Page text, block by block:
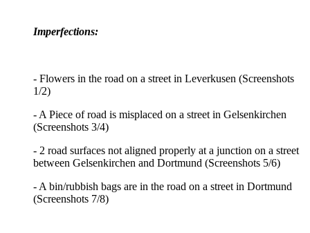
Imperfections:
- Flowers in the road on a street in Leverkusen (Screenshots
1/2)
- A Piece of road is misplaced on a street in Gelsenkirchen
(Screenshots 3/4)
- 2 road surfaces not aligned properly at a junction on a street
between Gelsenkirchen and Dortmund (Screenshots 5/6)
- A bin/rubbish bags are in the road on a street in Dortmund
(Screenshots 7/8)